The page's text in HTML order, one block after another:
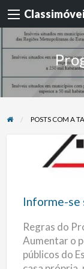
POSTS COM A
Informe-
sobre
regras
Programa
Regras do
Aumentar o
públicos do